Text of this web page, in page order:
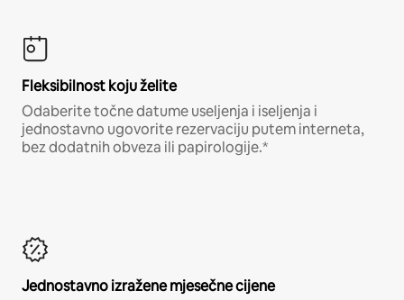
Fleksibilnost koju želite
Odaberite točne datume useljenja i iseljenja i
jednostavno ugovorite rezervaciju putem interneta,
bez dodatnih obveza ili papirologije.*
Jednostavno izražene mjesečne cijene